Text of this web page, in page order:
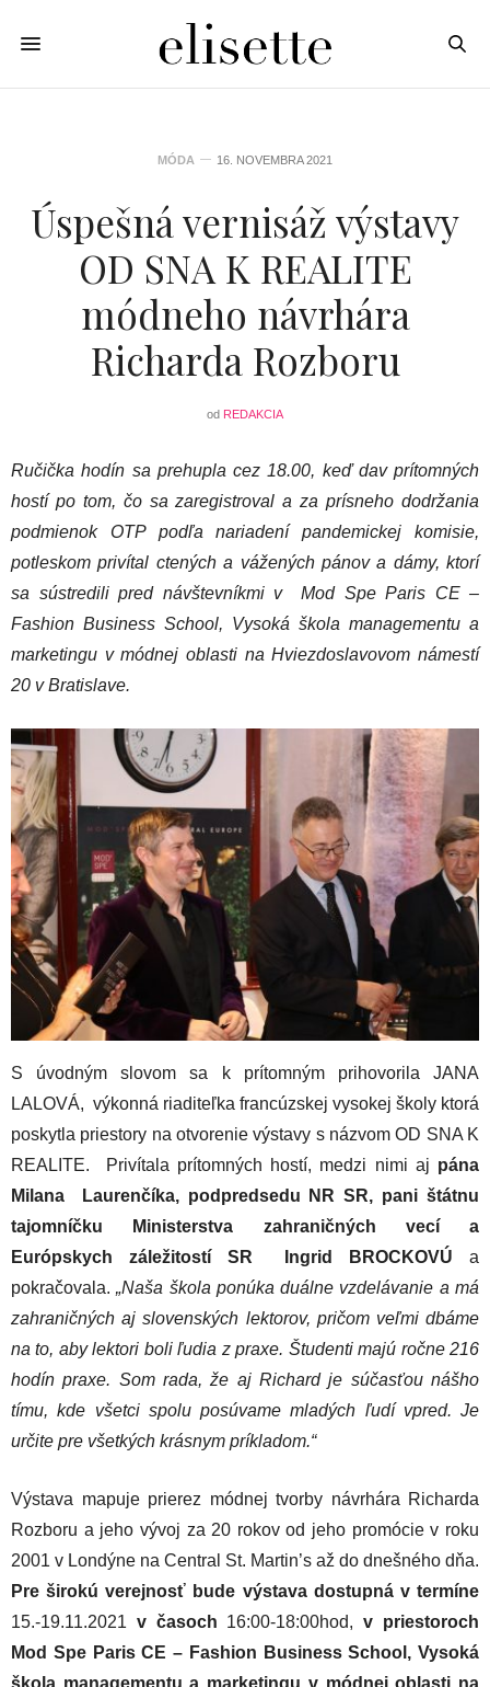
MÓDA 16. NOVEMBRA 2021
Úspešná vernisáž výstavy
OD SNA K REALITE
módneho návrhára
Richarda Rozboru
od REDAKCIA
Ručička hodín sa prehupla cez 18.00, keď dav prítomných
hostí po tom, čo sa zaregistroval a za prísneho dodržania
podmienok OTP podľa nariadení pandemickej komisie,
potleskom privítal ctených a vážených pánov a dámy, ktorí
sa sústredili pred návštevníkmi v Mod Spe Paris CE –
Fashion Business School, Vysoká škola managementu a
marketingu v módnej oblasti na Hviezdoslavovom námestí
20 v Bratislave.
S úvodným slovom sa k prítomným prihovorila JANA
LALOVÁ, výkonná riaditeľka francúzskej vysokej školy ktorá
poskytla priestory na otvorenie výstavy s názvom OD SNA K
REALITE. Privítala prítomných hostí, medzi nimi aj pána
Milana Laurenčíka, podpredsedu NR SR, pani štátnu
tajomníčku Ministerstva zahraničných vecí a
Európskych záležitostí SR Ingrid BROCKOVÚ a
pokračovala.„Naša škola ponúka duálne vzdelávanie a má
zahraničných aj slovenských lektorov, pričom veľmi dbáme
na to, aby lektori boli ľudia z praxe. Študenti majú ročne 216
hodín praxe. Som rada, že aj Richard je súčasťou nášho
tímu, kde všetci spolu posúvame mladých ľudí vpred. Je
určite pre všetkých krásnym príkladom.“
Výstava mapuje prierez módnej tvorby návrhára Richarda
Rozboru a jeho vývoj za 20 rokov od jeho promócie v roku
2001 v Londýne na Central St. Martin’s až do dnešného dňa.
Pre širokú verejnosť bude výstava dostupná v termíne
15.-19.11.2021 v časoch 16:00-18:00hod, v priestoroch
Mod Spe Paris CE – Fashion Business School, Vysoká